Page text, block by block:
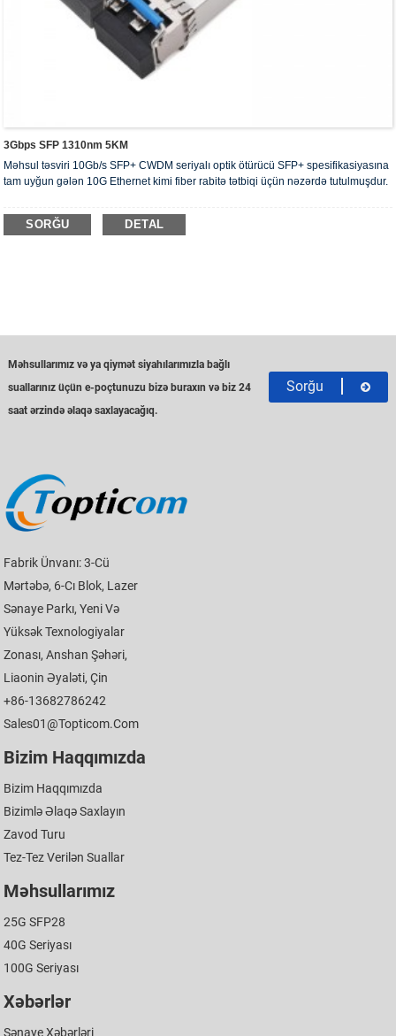
3Gbps SFP 1310nm 5KM
Məhsul təsviri 10Gb/s SFP+ CWDM seriyalı optik ötürücü SFP+ spesifikasiyasına
tam uyğun gələn 10G Ethernet kimi fiber rabitə tətbiqi üçün nəzərdə tutulmuşdur.
SORĞU DETAL
Məhsullarımız və ya qiymət siyahılarımızla bağlı
suallarınız üçün e-poçtunuzu bizə buraxın və biz 24
saat ərzində əlaqə saxlayacağıq.
Sorğu
Fabrik Ünvanı: 3-Cü
Mərtəbə, 6-Cı Blok, Lazer
Sənaye Parkı, Yeni Və
Yüksək Texnologiyalar
Zonası, Anshan Şəhəri,
Liaonin Əyaləti, Çin
+86-13682786242
Sales01@topticom.com
Bizim Haqqımızda
Bizim Haqqımızda
Bizimlə Əlaqə Saxlayın
Zavod Turu
Tez-Tez Verilən Suallar
Məhsullarımız
25G SFP28
40G Seriyası
100G Seriyası
Xəbərlər
Sənaye Xəbərləri